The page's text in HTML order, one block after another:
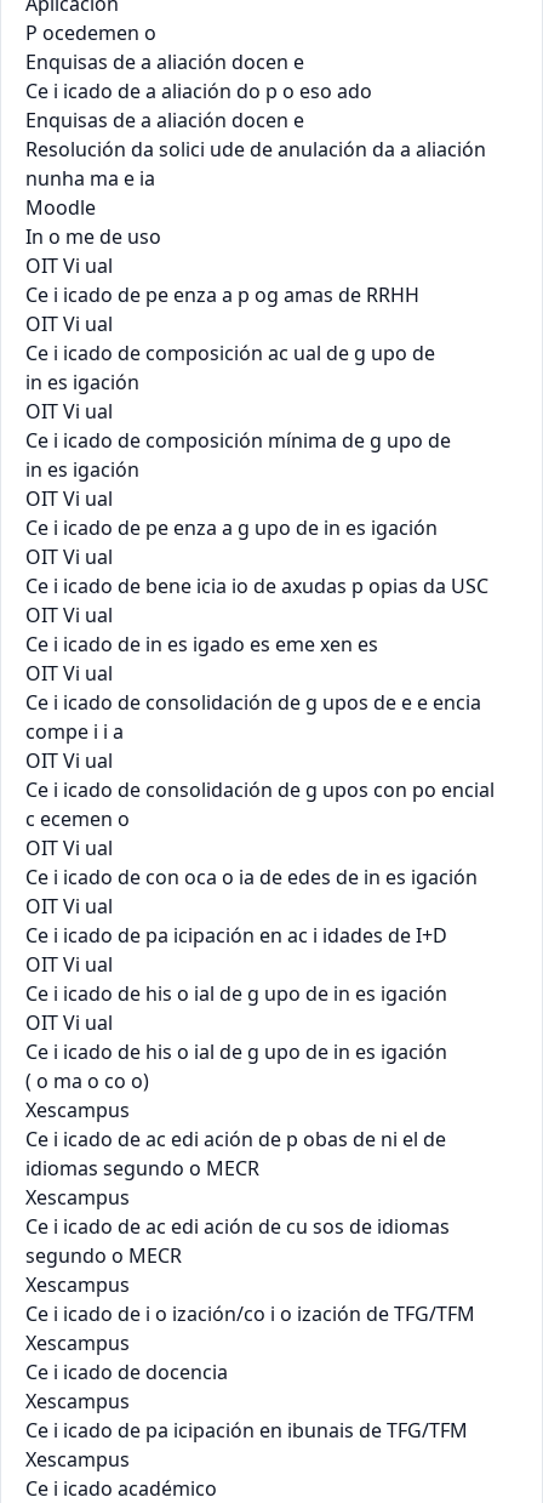
P ocedemen o
Enquisas de a aliación docen e
Ce i icado de a aliación do p o eso ado
Enquisas de a aliación docen e
Resolución da solici ude de anulación da a aliación
nunha ma e ia
Moodle
In o me de uso
OIT Vi ual
Ce i icado de pe enza a p og amas de RRHH
OIT Vi ual
Ce i icado de composición ac ual de g upo de
in es igación
OIT Vi ual
Ce i icado de composición mínima de g upo de
in es igación
OIT Vi ual
Ce i icado de pe enza a g upo de in es igación
OIT Vi ual
Ce i icado de bene icia io de axudas p opias da USC
OIT Vi ual
Ce i icado de in es igado es eme xen es
OIT Vi ual
Ce i icado de consolidación de g upos de e e encia
compe i i a
OIT Vi ual
Ce i icado de consolidación de g upos con po encial
c ecemen o
OIT Vi ual
Ce i icado de con oca o ia de edes de in es igación
OIT Vi ual
Ce i icado de pa icipación en ac i idades de I+D
OIT Vi ual
Ce i icado de his o ial de g upo de in es igación
OIT Vi ual
Ce i icado de his o ial de g upo de in es igación
( o ma o co o)
Xescampus
Ce i icado de ac edi ación de p obas de ni el de
idiomas segundo o MECR
Xescampus
Ce i icado de ac edi ación de cu sos de idiomas
segundo o MECR
Xescampus
Ce i icado de i o ización/co i o ización de TFG/TFM
Xescampus
Ce i icado de docencia
Xescampus
Ce i icado de pa icipación en ibunais de TFG/TFM
Xescampus
Ce i icado académico